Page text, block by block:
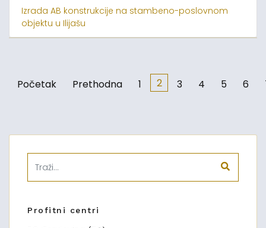
Izrada AB konstrukcije na stambeno-poslovnom
objektu u Ilijašu
Početak Prethodna 1 2 3 4 5 6
Profitni centri